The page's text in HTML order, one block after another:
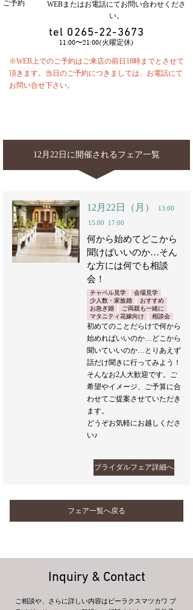
ご予約
WEBまたはお電話にてお問い合わせくださ
い。
tel 0265-22-3673
11:00〜21:00(火曜定休)
※WEB上でのご予約はご来店の前日18時までとさせて
頂きます。当日のご予約につきましては、お電話にて
お問い合せ下さい。
12月22日に開催されるフェア一覧
12月22日（月）
13:00
15:00
17:00
何から始めてどこから
聞けばいいのか…そん
な方には何でも相談
会！
チャペル見学
会場見学
少人数・家族婚
おすすめ
お急ぎ婚
ご両親も一緒に
マタニティ花嫁向け
相談会
初めてのことだらけで何から
始めればいいのか…どこから
聞いていいのか…とりあえず
話だけ聞きに行ってみよう！
そんなお2人大歓迎です。ご
希望やイメージ、ご予算に合
わせてご提案させていただき
ます。
どうぞお気軽にお越しくださ
い♪
ブライダルフェア詳細へ
フェア一覧へ戻る
Inquiry & Contact
ご相談や、さらに詳しい内容はビーラクスマツカワ ブ